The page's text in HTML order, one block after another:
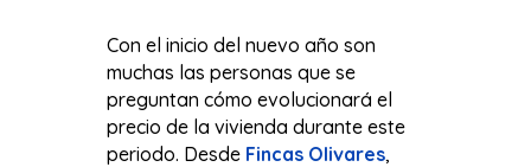
Con el inicio del nuevo año son
muchas las personas que se
preguntan cómo evolucionará el
precio de la vivienda durante este
periodo. Desde Fincas Olivares,